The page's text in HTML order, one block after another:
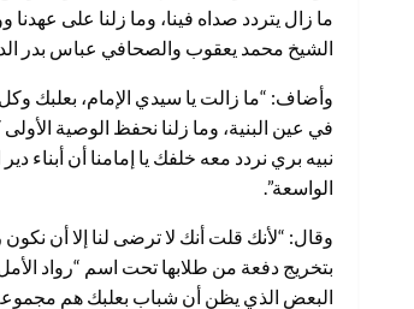
ما زال يتردد صداه فينا، وما زلنا على
الشيخ محمد يعقوب والصحافي عباس بدر
وأضاف: “ما زالت يا سيدي الإمام، بعلبك وكل
في عين البنية، وما زلنا نحفظ الوصية
نبيه بري نردد معه خلفك يا إمامنا أن أبناء
الواسعة”.
وقال: “لأنك قلت أنك لا ترضى لنا إلا أن
بتخريج دفعة من طلابها تحت اسم “رواد
البعض الذي يظن أن شباب بعلبك هم مجموعة